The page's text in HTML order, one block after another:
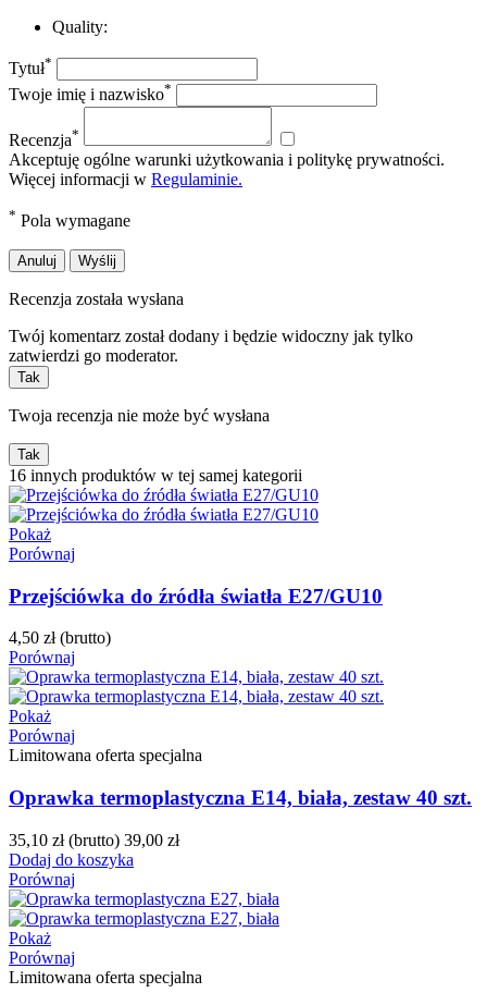
Quality:
Tytuł*
Twoje imię i nazwisko*
Recenzja*
Akceptuję ogólne warunki użytkowania i politykę prywatności.
Więcej informacji w Regulaminie.
* Pola wymagane
Anuluj Wyślij
Recenzja została wysłana
Twój komentarz został dodany i będzie widoczny jak tylko
zatwierdzi go moderator.
Tak
Twoja recenzja nie może być wysłana
Tak
16 innych produktów w tej samej kategorii
Pokaż
Porównaj
Przejściówka do źródła światła E27/GU10
4,50 zł (brutto)
Porównaj
Pokaż
Porównaj
Limitowana oferta specjalna
Oprawka termoplastyczna E14, biała, zestaw 40 szt.
35,10 zł (brutto) 39,00 zł
Dodaj do koszyka
Porównaj
Pokaż
Porównaj
Limitowana oferta specjalna